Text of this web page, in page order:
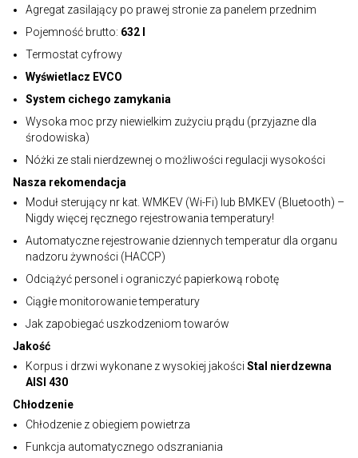
Agregat zasilający po prawej stronie za panelem przednim
Pojemność brutto: 632 l
Termostat cyfrowy
Wyświetlacz EVCO
System cichego zamykania
Wysoka moc przy niewielkim zużyciu prądu (przyjazne dla
środowiska)
Nóżki ze stali nierdzewnej o możliwości regulacji wysokości
Nasza rekomendacja
Moduł sterujący nr kat. WMKEV (Wi-Fi) lub BMKEV (Bluetooth) –
Nigdy więcej ręcznego rejestrowania temperatury!
Automatyczne rejestrowanie dziennych temperatur dla organu
nadzoru żywności (HACCP)
Odciążyć personel i ograniczyć papierkową robotę
Ciągłe monitorowanie temperatury
Jak zapobiegać uszkodzeniom towarów
Jakość
Korpus i drzwi wykonane z wysokiej jakości Stal nierdzewna
AISI 430
Chłodzenie
Chłodzenie z obiegiem powietrza
Funkcja automatycznego odszraniania